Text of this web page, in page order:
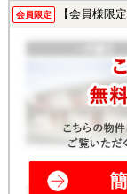
会員限定 【会員様限